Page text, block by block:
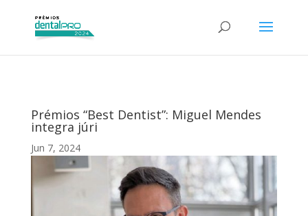
Prémios “Best Dentist”: Miguel Mendes
integra júri
Jun 7, 2024